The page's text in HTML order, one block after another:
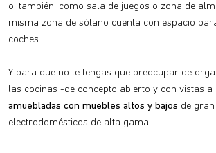
o, también, como sala de juegos o zona de
misma zona de sótano cuenta con espacio
coches.
Y para que no te tengas que preocupar de
las cocinas -de concepto abierto y con vistas a
amuebladas con muebles altos y bajos de
electrodomésticos de alta gama.